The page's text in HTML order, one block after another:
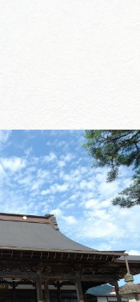
体験予約サ
岐阜県」
ン
岐阜県まる
イド